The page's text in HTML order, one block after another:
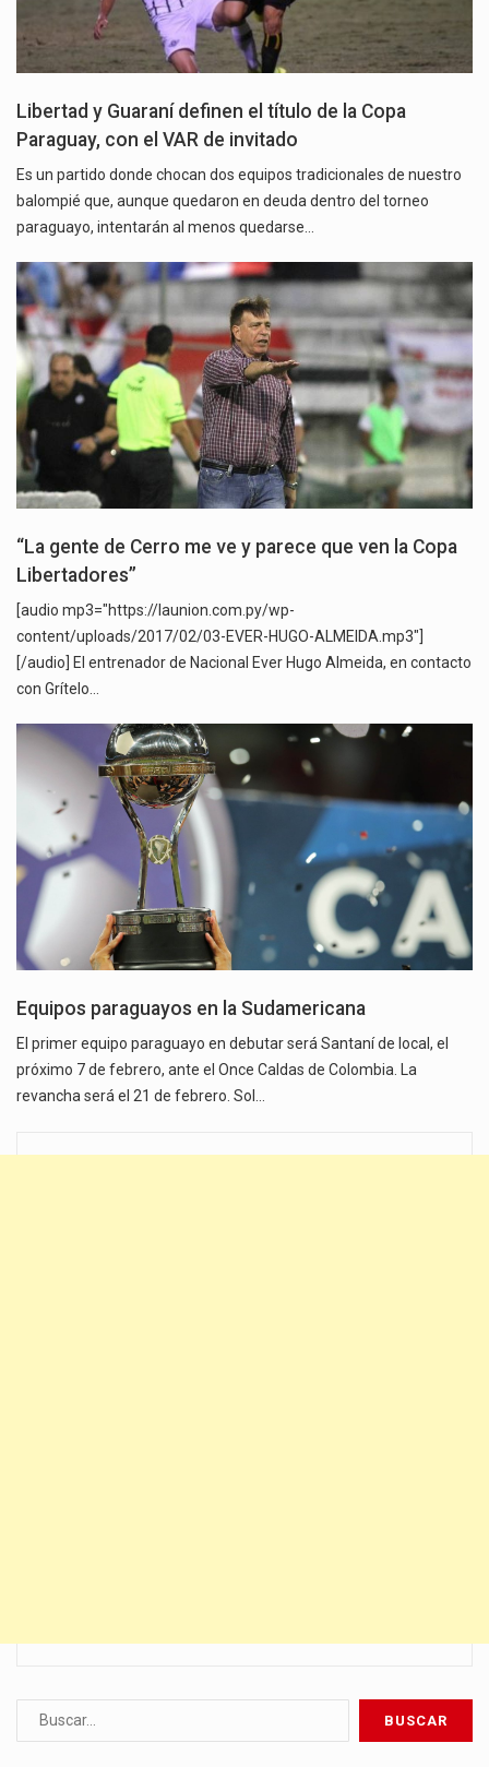
Libertad y Guaraní definen el título de la Copa
Paraguay, con el VAR de invitado
Es un partido donde chocan dos equipos tradicionales de nuestro
balompié que, aunque quedaron en deuda dentro del torneo
paraguayo, intentarán al menos quedarse…
“La gente de Cerro me ve y parece que ven la Copa
Libertadores”
[audio mp3="https://launion.com.py/wp-
content/uploads/2017/02/03-EVER-HUGO-ALMEIDA.mp3"]
[/audio] El entrenador de Nacional Ever Hugo Almeida, en contacto
con Grítelo…
Equipos paraguayos en la Sudamericana
El primer equipo paraguayo en debutar será Santaní de local, el
próximo 7 de febrero, ante el Once Caldas de Colombia. La
revancha será el 21 de febrero. Sol…